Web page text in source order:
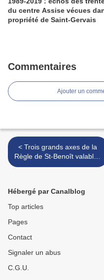
du centre Assise vécues
propriété de Saint-Gervais
Commentaires
Ajouter un
< Trois grands axes de la
Règle de St-Benoît valables
aussi pour les laïcs, par le
Hébergé par Canalblog
Top articles
Pages
Contact
Signaler un abus
C.G.U.